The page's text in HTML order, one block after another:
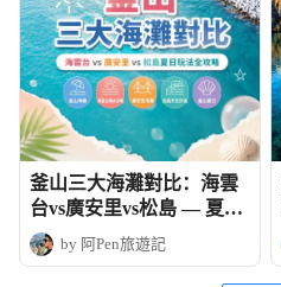
釜山三大海灘對比：海雲
台vs廣安里vs松島 — 夏日
玩法全攻略
by 阿Pen旅遊記